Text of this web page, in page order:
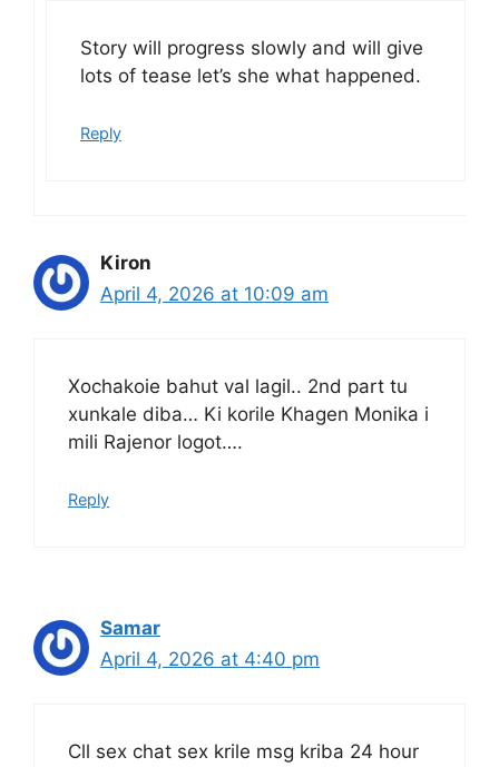
Story will progress slowly and will give
lots of tease let’s she what happened.
Reply
Kiron
April 4, 2026 at 10:09 am
Xochakoie bahut val lagil.. 2nd part tu
xunkale diba… Ki korile Khagen Monika i
mili Rajenor logot….
Reply
Samar
April 4, 2026 at 4:40 pm
Cll sex chat sex krile msg kriba 24 hour